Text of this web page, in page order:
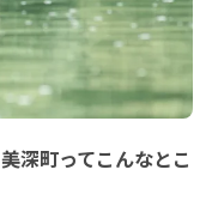
深町ってこんなとこ